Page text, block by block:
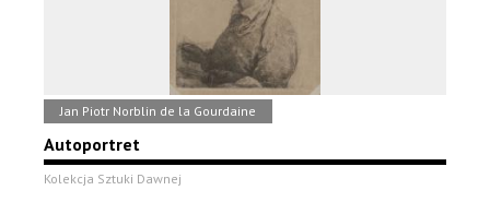
Jan Piotr Norblin de la Gourdaine
Autoportret
Kolekcja Sztuki Dawnej